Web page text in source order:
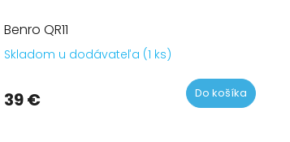
Benro QR11
Skladom u dodávateľa (1 ks)
39 € Do košíka